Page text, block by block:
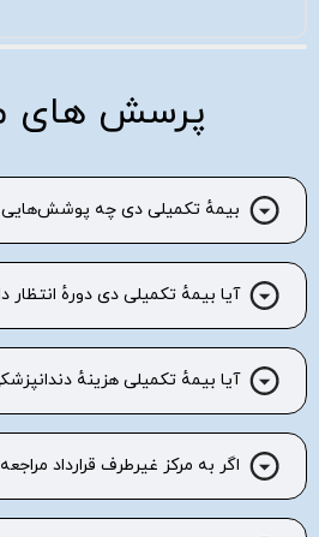
پرسش های
بیمهٔ تکمیلی دی چه پوشش‌هایی
آیا بیمهٔ تکمیلی دی دورهٔ انتظار
آیا بیمهٔ تکمیلی هزینهٔ
اگر به مرکز غیرطرف قرارداد